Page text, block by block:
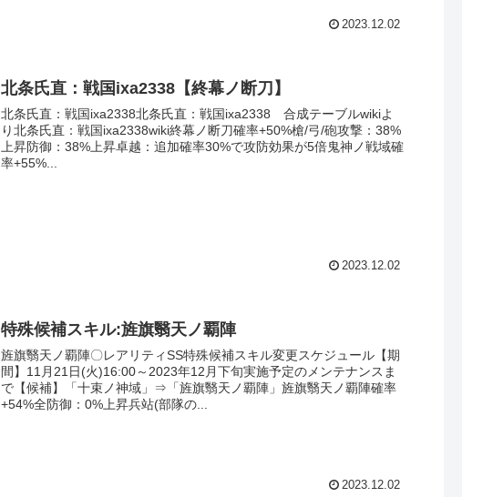
2023.12.02
北条氏直：戦国ixa2338【終幕ノ断刀】
北条氏直：戦国ixa2338北条氏直：戦国ixa2338 合成テーブルwikiよ
り北条氏直：戦国ixa2338wiki終幕ノ断刀確率+50%槍/弓/砲攻撃：38%
上昇防御：38%上昇卓越：追加確率30%で攻防効果が5倍鬼神ノ戦域確
率+55%...
2023.12.02
特殊候補スキル:旌旗翳天ノ覇陣
旌旗翳天ノ覇陣〇レアリティSS特殊候補スキル変更スケジュール【期
間】11月21日(火)16:00～2023年12月下旬実施予定のメンテナンスま
で【候補】「十束ノ神域」⇒「旌旗翳天ノ覇陣」旌旗翳天ノ覇陣確率
+54%全防御：0%上昇兵站(部隊の...
2023.12.02